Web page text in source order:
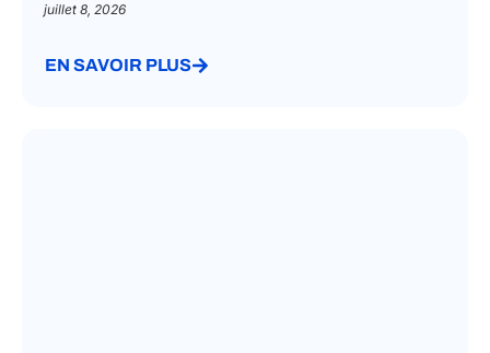
juillet 8, 2026
EN SAVOIR PLUS